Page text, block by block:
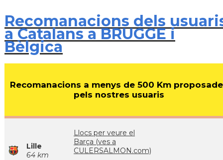
Recomanacions dels
a Catalans a BRUGGE i
Bèlgica
Recomanacions a menys de 500 Km
pels nostres usuaris
Lille
64 km
Llocs per veure el
Barça (ves a
CULERSALMON.com)